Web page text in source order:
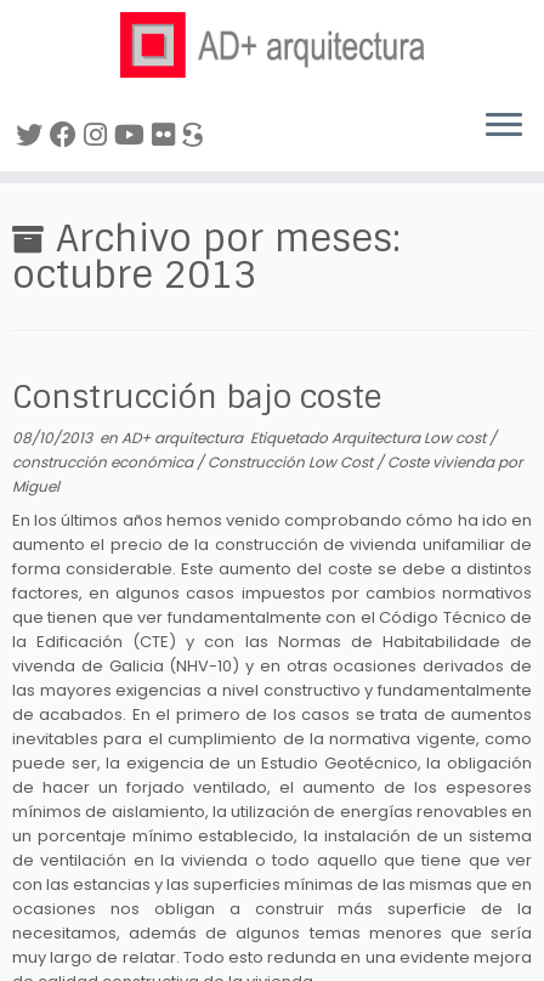
contenidoArchivo por meses:
octubre 2013
Construcción bajo coste
08/10/2013enAD+ arquitectura EtiquetadoArquitectura Low cost/
construcción económica/Construcción Low Cost/Coste viviendapor
Miguel
En los últimos años hemos venido comprobando cómo ha ido en
aumento el precio de la construcción de vivienda unifamiliar de
forma considerable. Este aumento del coste se debe a distintos
factores, en algunos casos impuestos por cambios normativos
que tienen que ver fundamentalmente con el Código Técnico de
la Edificación (CTE) y con las Normas de Habitabilidade de
vivenda de Galicia (NHV-10) y en otras ocasiones derivados de
las mayores exigencias a nivel constructivo y fundamentalmente
de acabados. En el primero de los casos se trata de aumentos
inevitables para el cumplimiento de la normativa vigente, como
puede ser, la exigencia de un Estudio Geotécnico, la obligación
de hacer un forjado ventilado, el aumento de los espesores
mínimos de aislamiento, la utilización de energías renovables en
un porcentaje mínimo establecido, la instalación de un sistema
de ventilación en la vivienda o todo aquello que tiene que ver
con las estancias y las superficies mínimas de las mismas que en
ocasiones nos obligan a construir más superficie de la
necesitamos, además de algunos temas menores que sería
muy largo de relatar. Todo esto redunda en una evidente mejora